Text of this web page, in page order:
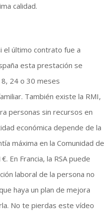
calidad.
el último contrato fue a
esta prestación se
24 o 30 meses
También existe la RMI,
personas sin recursos en
económica depende de la
máxima en la Comunidad de
En Francia, la RSA puede
laboral de la persona no
haya un plan de mejora
No te pierdas este vídeo